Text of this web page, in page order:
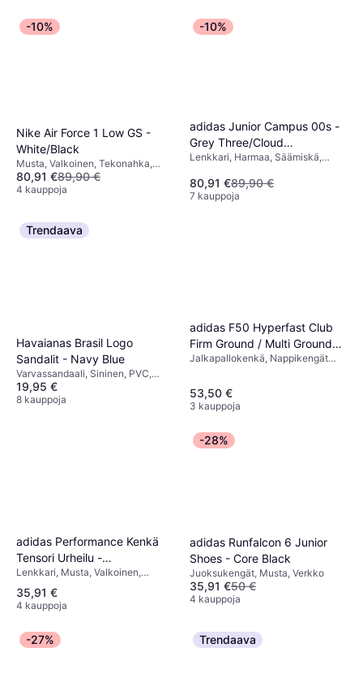
-10%
Nike Air Force 1 Low GS -
White/Black
Musta, Valkoinen, Tekonahka,
Nahka
80,91 €89,90 €
4 kauppoja
-10%
adidas Junior Campus 00s -
Grey Three/Cloud
White/Cloud White
Lenkkari, Harmaa, Säämiskä,
80,91 €89,90 €
7 kauppoja
Trendaava
Havaianas Brasil Logo
Sandalit - Navy Blue
Varvassandaali, Sininen, PVC,
Kumi
19,95 €
8 kauppoja
adidas F50 Hyperfast Club
Firm Ground / Multi Ground
Football Boots Kids - Cloud
Turbo - 36
Jalkapallokenkä, Nappikengät
Synteettinen
53,50 €
3 kauppoja
adidas Performance Kenkä
Tensori Urheilu -
Cmusta/Ftwwht
Lenkkari, Musta, Valkoinen,
Synteettinen, Verkko, Tekstiili
35,91 €
4 kauppoja
-28%
adidas Runfalcon 6 Junior
Shoes - Core Black
Juoksukengät, Musta, Verkko
35,91 €50 €
4 kauppoja
-27% Trendaava